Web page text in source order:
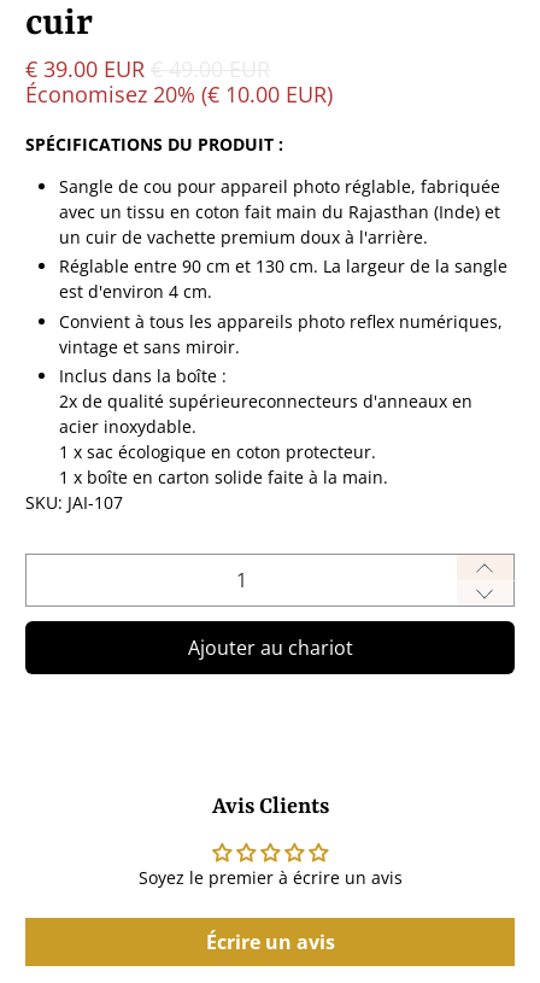
cuir
€ 39.00 EUR
Économisez 20% (€ 10.00 EUR)
SPÉCIFICATIONS DU PRODUIT :
Sangle de cou pour appareil photo réglable, fabriquée
avec un tissu en coton fait main du Rajasthan (Inde) et
un cuir de vachette premium doux à l'arrière.
Réglable entre 90 cm et 130 cm. La largeur de la sangle
est d'environ 4 cm.
Convient à tous les appareils photo reflex numériques,
vintage et sans miroir.
Inclus dans la boîte :
2x de qualité supérieureconnecteurs d'anneaux en
acier inoxydable.
1 x sac écologique en coton protecteur.
1 x boîte en carton solide faite à la main.
SKU: JAI-107
Ajouter au chariot
Avis Clients
Soyez le premier à écrire un avis
Écrire un avis